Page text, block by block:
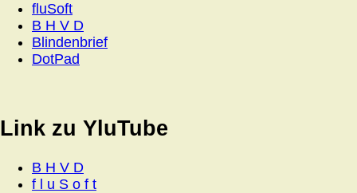
fluSoft
B H V D
Blindenbrief
DotPad
Link zu YluTube
B H V D
f l u S o f t